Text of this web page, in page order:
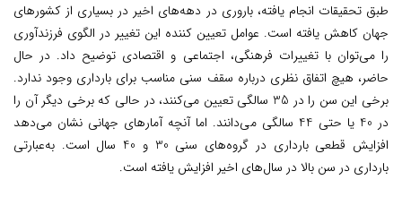
طبق تحقیقات انجام یافته، باروری در دهه‌های اخیر در بسیاری از کشورهای
جهان کاهش یافته است. عوامل تعیین کننده این تغییر در الگوی فرزندآوری
را می‌توان با تغییرات فرهنگی، اجتماعی و اقتصادی توضیح داد. در حال
حاضر، هیچ اتفاق نظری درباره سقف سنی مناسب برای بارداری وجود ندارد.
برخی این سن را در 35 سالگی تعیین می‌کنند، در حالی که برخی دیگر آن را
در 40 یا حتی 44 سالگی می‌دانند. اما آنچه آمارهای جهانی نشان می‌دهد
افزایش قطعی بارداری در گروه‌های سنی 30 و 40 سال است. به‌عبارتی
بارداری در سن بالا در سال‌های اخیر افزایش یافته است.